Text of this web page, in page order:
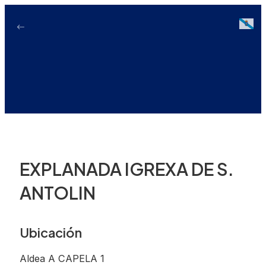
EXPLANADA IGREXA DE S.
ANTOLIN
Ubicación
Aldea A CAPELA 1